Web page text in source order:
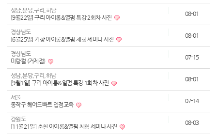
성남,분당,구리,하남
[9월22일] 구리 아이롱&열펌 특강 2회차 사진
08-01
경상남도
[6월25일] 거창 아이롱&열펌 체험 세미나 사진
08-01
경상남도
미랑컬 (거제점)
07-15
성남,분당,구리,하남
[9월1일] 구리 아이롱&열펌 특강 1회차 사진
08-01
서울
동작구 헤어드빠르 입점교육
07-14
강원도
[11월21일] 춘천 아이롱&열펌 체험 세미나 사진
08-03